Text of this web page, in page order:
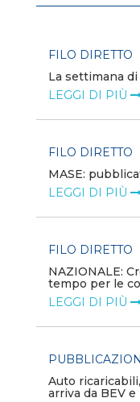
FILO DIRETTO
La settimana
LEGGI DI PIÙ
FILO DIRETTO
MASE:
LEGGI DI PIÙ
FILO DIRETTO
NAZIONALE:
tempo per le
LEGGI DI PIÙ
PUBBLICAZIONI
Auto
arriva da BEV